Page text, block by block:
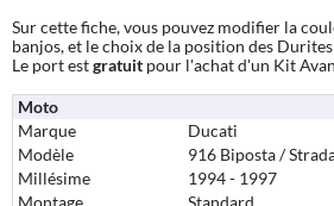
Sur cette fiche, vous pouvez modifier la
banjos, et le choix de la position des
Le port estgratuit pour l'achat d'un Kit
Moto
Marque
Ducati
Modèle
916 Biposta /
Millésime
1994 - 1997